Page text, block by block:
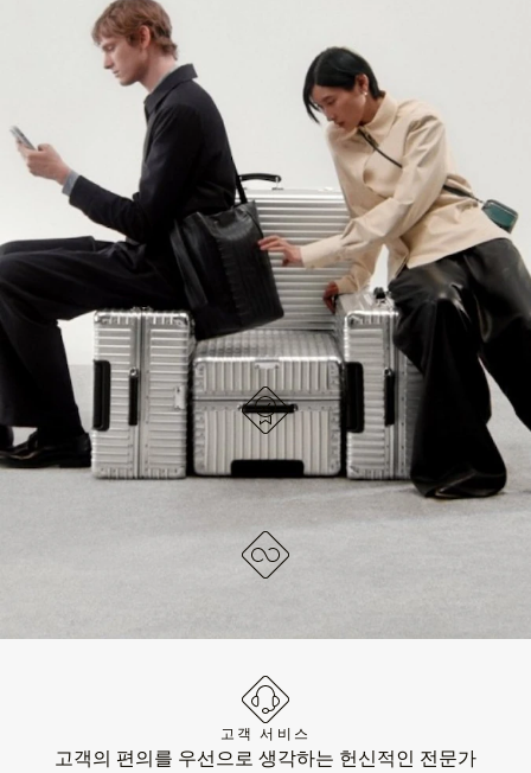
PLAYED,
PLEASE
PRESS
TO
PAUSE
IT
MUTED,
PLEASE
PRESS
TO
UNMUTE
IT
다양한 제품을 계속 살펴보세요
모든 리모와 백 보기
독일에서 디자인되었습니다
각 아이템은 품질 테스트와 면밀한 검사를 거칩니다.
고객 서비스
고객의 편의를 우선으로 생각하는 헌신적인 전문가